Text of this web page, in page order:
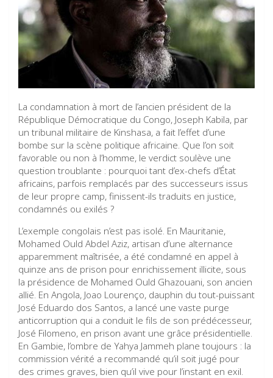
La condamnation à mort de l’ancien président de la
République Démocratique du Congo, Joseph Kabila, par
un tribunal militaire de Kinshasa, a fait l’effet d’une
bombe sur la scène politique africaine. Que l’on soit
favorable ou non à l’homme, le verdict soulève une
question troublante : pourquoi tant d’ex-chefs d’État
africains, parfois remplacés par des successeurs issus
de leur propre camp, finissent-ils traduits en justice,
condamnés ou exilés ?
L’exemple congolais n’est pas isolé. En Mauritanie,
Mohamed Ould Abdel Aziz, artisan d’une alternance
apparemment maîtrisée, a été condamné en appel à
quinze ans de prison pour enrichissement illicite, sous
la présidence de Mohamed Ould Ghazouani, son ancien
allié. En Angola, Joao Lourenço, dauphin du tout-puissant
José Eduardo dos Santos, a lancé une vaste purge
anticorruption qui a conduit le fils de son prédécesseur,
José Filomeno, en prison avant une grâce présidentielle.
En Gambie, l’ombre de Yahya Jammeh plane toujours : la
commission vérité a recommandé qu’il soit jugé pour
des crimes graves, bien qu’il vive pour l’instant en exil.